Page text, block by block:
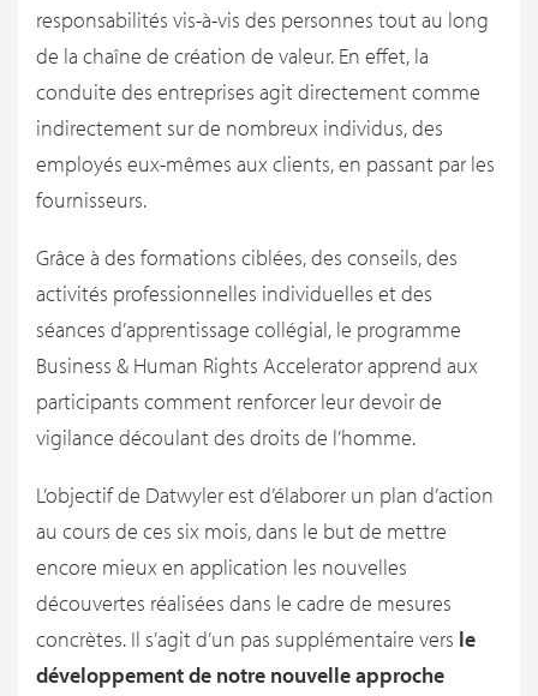
responsabilités vis-à-vis des personnes tout au long
de la chaîne de création de valeur. En effet, la
conduite des entreprises agit directement comme
indirectement sur de nombreux individus, des
employés eux-mêmes aux clients, en passant par les
fournisseurs.
Grâce à des formations ciblées, des conseils, des
activités professionnelles individuelles et des
séances d’apprentissage collégial, le programme
Business & Human Rights Accelerator apprend aux
participants comment renforcer leur devoir de
vigilance découlant des droits de l’homme.
L’objectif de Datwyler est d’élaborer un plan d’action
au cours de ces six mois, dans le but de mettre
encore mieux en application les nouvelles
découvertes réalisées dans le cadre de mesures
concrètes. Il s’agit d’un pas supplémentaire vers le
développement de notre nouvelle approche